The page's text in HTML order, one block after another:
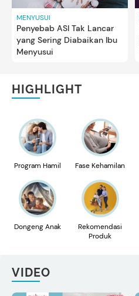
MENYUSUI
Penyebab ASI Tak Lancar
yang Sering Diabaikan Ibu
Menyusui
HIGHLIGHT
Program Hamil Fase Kehamilan
Dongeng Anak
Rekomendasi
Produk
VIDEO